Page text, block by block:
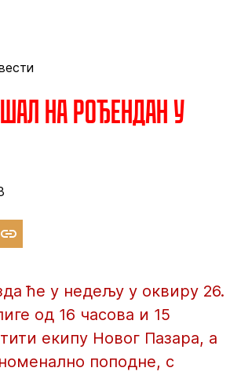
на рођендан у
ће у недељу у оквиру 26.
од 16 часова и 15
екипу Новог Пазара, а
поподне, с